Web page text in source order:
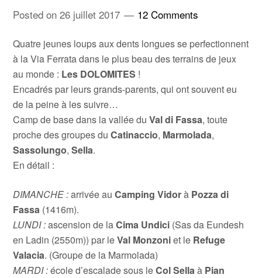
Posted on26 juillet 2017 12 Comments
Quatre jeunes loups aux dents longues se perfectionnent
à la Via Ferrata dans le plus beau des terrains de jeux
au monde : Les DOLOMITES !
Encadrés par leurs grands-parents, qui ont souvent eu
de la peine à les suivre…
Camp de base dans la vallée duVal di Fassa, toute
proche des groupes duCatinaccio, Marmolada,
Sassolungo,Sella.
En détail :
DIMANCHE :arrivée auCamping Vidorà Pozza di
Fassa (1416m).
LUNDI :ascension de laCima Undici (Sas da Eundesh
en Ladin (2550m)) par leVal Monzoniet le Refuge
Valacia. (Groupe de la Marmolada)
MARDI :école d’escalade sous leCol Sellaà Pian